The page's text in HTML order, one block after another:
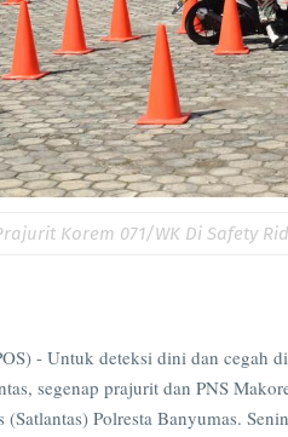
Korem 071/WK Di Safety
- Untuk deteksi dini dan cegah
segenap prajurit dan PNS
Polresta Banyumas.